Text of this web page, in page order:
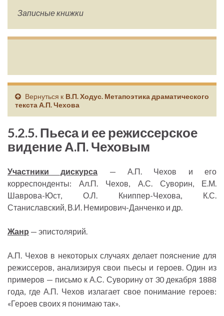
Записные книжки
Вернуться к В.П. Ходус. Метапоэтика драматического
текста А.П. Чехова
5.2.5. Пьеса и ее режиссерское
видение А.П. Чеховым
Участники дискурса — А.П. Чехов и его
корреспонденты: Ал.П. Чехов, А.С. Суворин, Е.М.
Шаврова-Юст, О.Л. Книппер-Чехова, К.С.
Станиславский, В.И. Немирович-Данченко и др.
Жанр — эпистолярий.
А.П. Чехов в некоторых случаях делает пояснение для
режиссеров, анализируя свои пьесы и героев. Один из
примеров — письмо к А.С. Суворину от 30 декабря 1888
года, где А.П. Чехов излагает свое понимание героев:
«Героев своих я понимаю так».